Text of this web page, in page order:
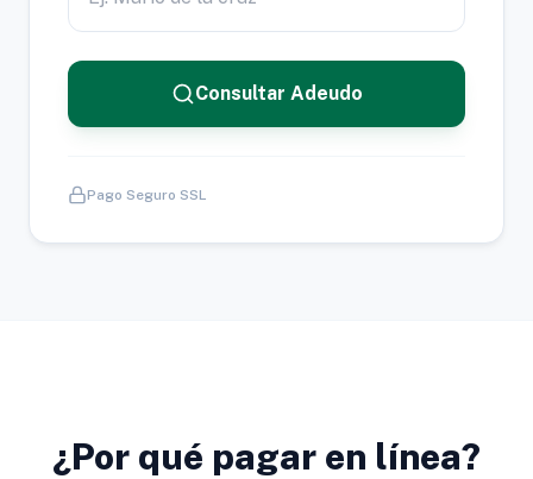
Consultar Adeudo
Pago Seguro SSL
¿Por qué pagar en línea?